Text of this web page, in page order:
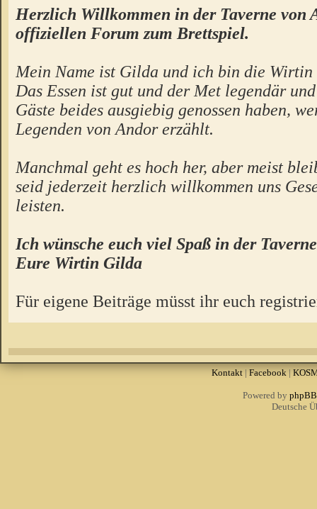
Herzlich Willkommen in der Taverne von
offiziellen Forum zum Brettspiel.
Mein Name ist Gilda und ich bin die Wirtin
Das Essen ist gut und der Met legendär
Gäste beides ausgiebig genossen haben,
Legenden von Andor erzählt.
Manchmal geht es hoch her, aber meist
seid jederzeit herzlich willkommen uns
leisten.
Ich wünsche euch viel Spaß in der
Eure Wirtin Gilda
Für eigene Beiträge müsst ihr euch
Kontakt| Facebook |
Powered by phpBB
Deutsche